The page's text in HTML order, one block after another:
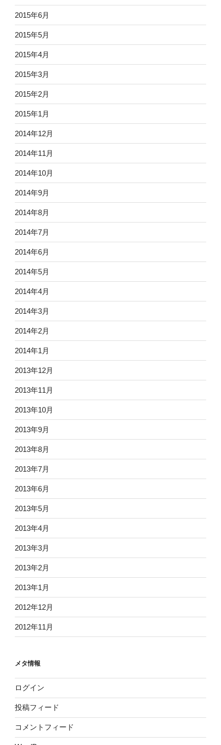
2015年6月
2015年5月
2015年4月
2015年3月
2015年2月
2015年1月
2014年12月
2014年11月
2014年10月
2014年9月
2014年8月
2014年7月
2014年6月
2014年5月
2014年4月
2014年3月
2014年2月
2014年1月
2013年12月
2013年11月
2013年10月
2013年9月
2013年8月
2013年7月
2013年6月
2013年5月
2013年4月
2013年3月
2013年2月
2013年1月
2012年12月
2012年11月
メタ情報
ログイン
投稿フィード
コメントフィード